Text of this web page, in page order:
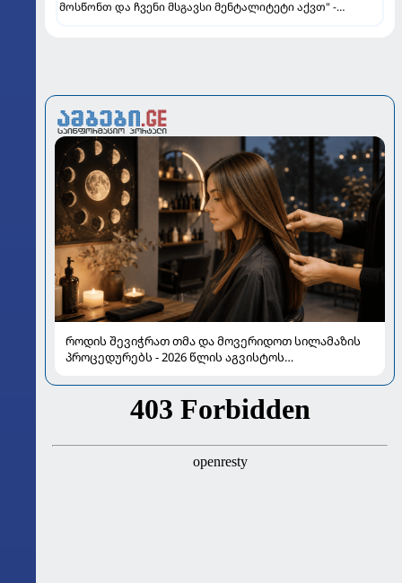
მოსწონთ და ჩვენი მსგავსი მენტალიტეტი აქვთ" -
როდის შევიჭრათ თმა და მოვერიდოთ სილამაზის
პროცედურებს - 2026 წლის აგვისტოს